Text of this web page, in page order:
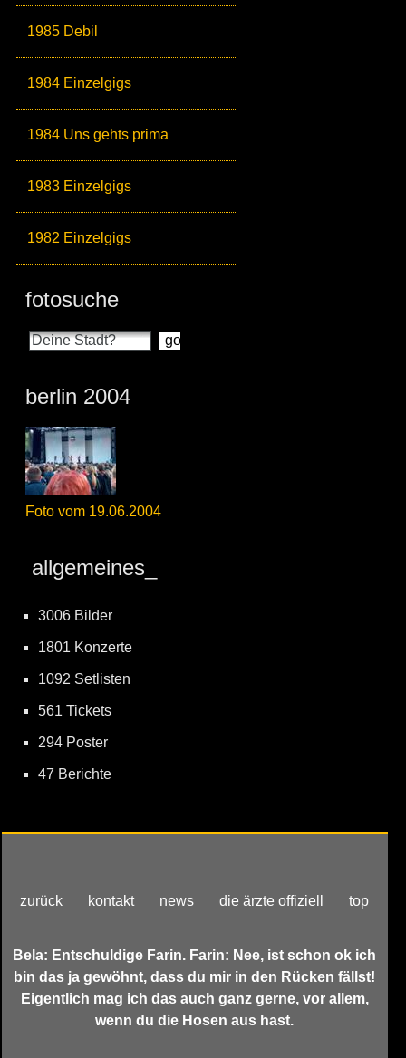
1985 Debil
1984 Einzelgigs
1984 Uns gehts prima
1983 Einzelgigs
1982 Einzelgigs
fotosuche
berlin 2004
Foto vom 19.06.2004
allgemeines_
3006 Bilder
1801 Konzerte
1092 Setlisten
561 Tickets
294 Poster
47 Berichte
zurück kontakt news die ärzte offiziell top
Bela: Entschuldige Farin. Farin: Nee, ist schon ok ich
bin das ja gewöhnt, dass du mir in den Rücken fällst!
Eigentlich mag ich das auch ganz gerne, vor allem,
wenn du die Hosen aus hast.